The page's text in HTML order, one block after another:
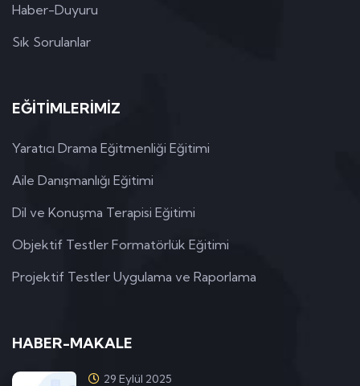
Haber-Duyuru
Sık Sorulanlar
EĞİTİMLERİMİZ
Yaratıcı Drama Eğitmenliği Eğitimi
Aile Danışmanlığı Eğitimi
Dil ve Konuşma Terapisi Eğitimi
Objektif Testler Formatörlük Eğitimi
Projektif Testler Uygulama ve Raporlama
HABER-MAKALE
29 Eylül 2025